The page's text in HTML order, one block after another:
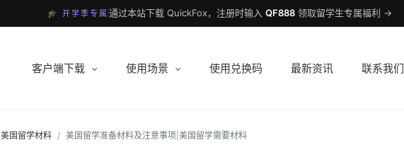
🎓 开学季专属 通过本站下载 QuickFox，注册时输入 QF888领取留学生专属福利 →
客户端下载 使用场景 使用兑换码 最新资讯 联系我们
美国留学材料 美国留学准备材料及注意事项|美国留学需要材料